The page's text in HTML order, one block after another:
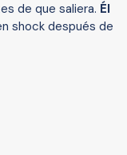
de que saliera. Él
shock después de